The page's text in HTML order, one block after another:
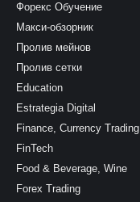
Форекс Обучение
Макси-обзорник
Пролив мейнов
Пролив сетки
Education
Estrategia Digital
Finance, Currency Trading
FinTech
Food & Beverage, Wine
Forex Trading